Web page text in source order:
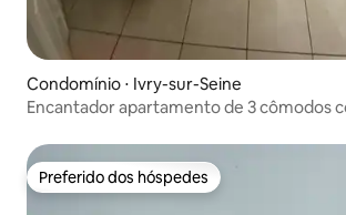
Condomínio ⋅ Ivry-sur-Seine
Encantador apartamento de 3 cômodos
Preferido dos hóspedes
Preferido dos hóspedes